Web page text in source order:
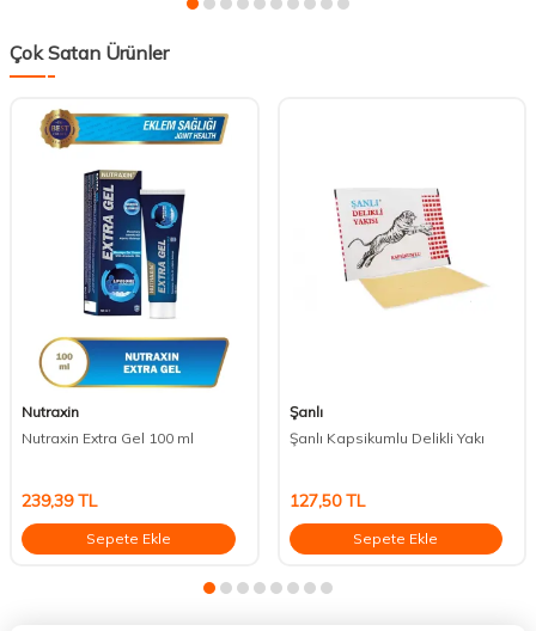
Çok Satan Ürünler
Nutraxin
Nutraxin Extra Gel 100 ml
239,39TL
Sepete Ekle
Şanlı
Şanlı Kapsikumlu Delikli Yakı
127,50TL
Sepete Ekle